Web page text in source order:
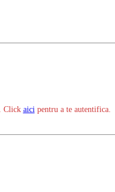
Click aicipentru a te autentifica.